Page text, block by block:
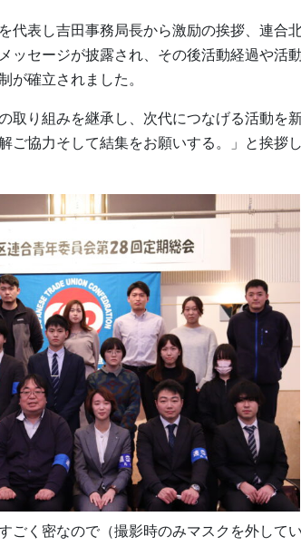
代表し吉田事務局長から激励の挨拶、連合
ッセージが披露され、その後活動経過や活
が確立されました。
取り組みを継承し、次代につなげる活動を
ご協力そして結集をお願いする。」と挨拶
ごく密なので（撮影時のみマスクを外してい